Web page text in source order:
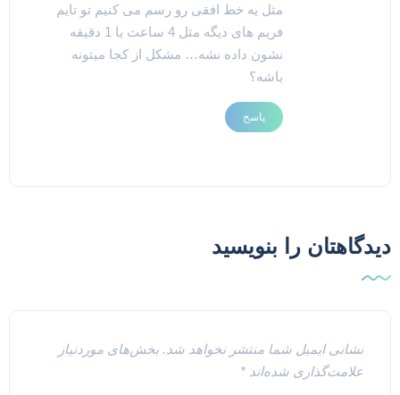
مثل یه خط افقی رو رسم می کنیم تو تایم
فریم های دیگه مثل 4 ساعت یا 1 دقیقه
نشون داده نشه… مشکل از کجا میتونه
باشه؟
پاسخ
را بنویسید
نشانی ایمیل شما منتشر نخواهد شد. بخش‌های موردنیاز
علامت‌گذاری شده‌اند*